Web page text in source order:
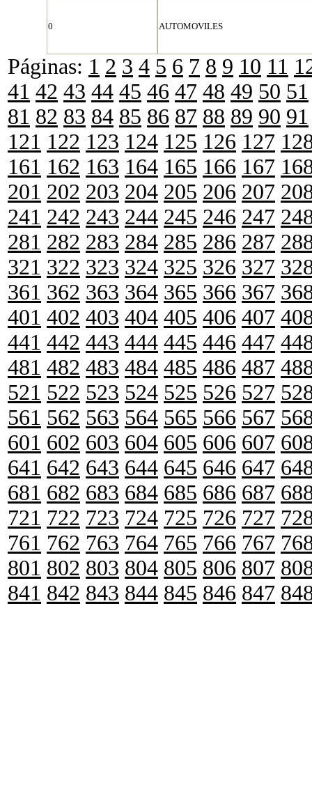
0 AUTOMOVILES
Páginas: 1 2 3 4 5 6 7 8 9 10 11
41 42 43 44 45 46 47 48 49 50 51
81 82 83 84 85 86 87 88 89 90 91
121 122 123 124 125 126 127
161 162 163 164 165 166 167
201 202 203 204 205 206 207
241 242 243 244 245 246 247
281 282 283 284 285 286 287
321 322 323 324 325 326 327
361 362 363 364 365 366 367
401 402 403 404 405 406 407
441 442 443 444 445 446 447
481 482 483 484 485 486 487
521 522 523 524 525 526 527
561 562 563 564 565 566 567
601 602 603 604 605 606 607
641 642 643 644 645 646 647
681 682 683 684 685 686 687
721 722 723 724 725 726 727
761 762 763 764 765 766 767
801 802 803 804 805 806 807
841 842 843 844 845 846 847